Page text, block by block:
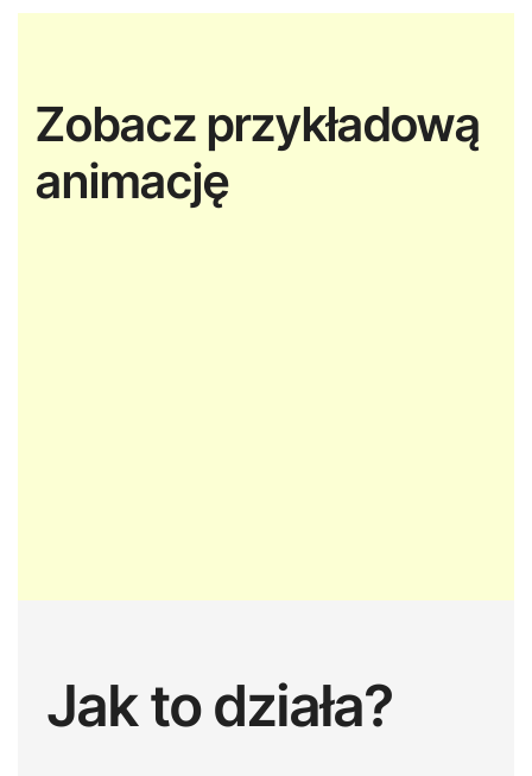
Zobacz przykładową
animację
Jak to działa?